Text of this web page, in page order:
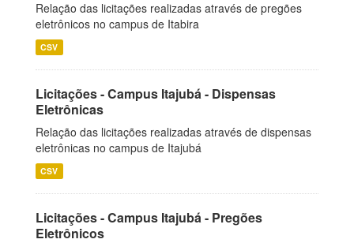
Relação das licitações realizadas através de pregões
eletrônicos no campus de Itabira
CSV
Licitações - Campus Itajubá - Dispensas
Eletrônicas
Relação das licitações realizadas através de dispensas
eletrônicas no campus de Itajubá
CSV
Licitações - Campus Itajubá - Pregões
Eletrônicos